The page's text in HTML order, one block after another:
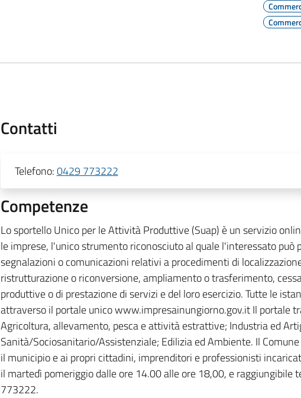
Contatti
Telefono:0429 773222
Competenze
Lo sportello Unico per le Attività Produttive (Suap) è un servizio
le imprese, l'unico strumento riconosciuto al quale l'interessato può
segnalazioni o comunicazioni relativi a procedimenti di
ristrutturazione o riconversione, ampliamento o trasferimento,
produttive o di prestazione di servizi e del loro esercizio. Tutte le
attraverso il portale unico www.impresainungiorno.gov.it Il portale
Agricoltura, allevamento, pesca e attività estrattive; Industria ed
Sanità/Sociosanitario/Assistenziale; Edilizia ed Ambiente. Il
il municipio e ai propri cittadini, imprenditori e professionisti
il martedì pomeriggio dalle ore 14.00 alle ore 18,00, e
773222.